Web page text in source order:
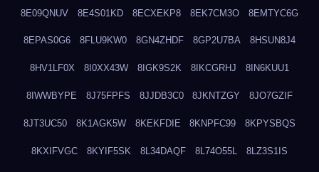
8E09QNUV 8E4S01KD 8ECXEKP8 8EK7CM3O 8EMTYC6G
8EPAS0G6 8FLU9KW0 8GN4ZHDF 8GP2U7BA 8HSUN8J4
8HV1LF0X 8I0XX43W 8IGK9S2K 8IKCGRHJ 8IN6KUU1
8IWWBYPE 8J75FPFS 8JJDB3C0 8JKNTZGY 8JO7GZIF
8JT3UC50 8K1AGK5W 8KEKFDIE 8KNPFC99 8KPYSBQS
8KXIFVGC 8KYIF5SK 8L34DAQF 8L74O55L 8LZ3S1IS